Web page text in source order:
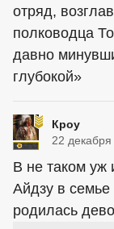
отряд,
полководца
давно
глубокой»
Кроу
22
В не таком уж
Айдзу в
родилась